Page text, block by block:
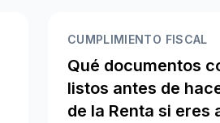
CUMPLIMIENTO FISCAL
Qué documentos
listos antes de
de la Renta si eres